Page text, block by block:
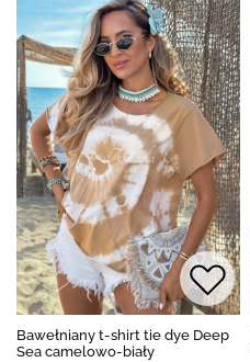
Bawełniany t-shirt tie dye Deep
Sea camelowo-biały